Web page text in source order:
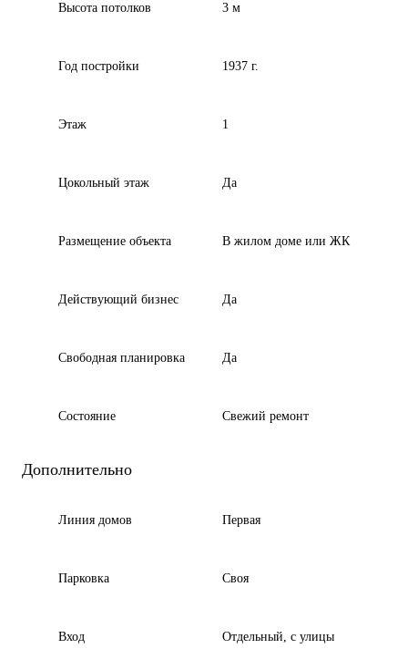
Высота потолков 3 м
Год постройки 1937 г.
Этаж 1
Цокольный этаж Да
Размещение объекта В жилом доме или ЖК
Действующий бизнес Да
Свободная планировка Да
Состояние Cвежий ремонт
Дополнительно
Линия домов Первая
Парковка Своя
Вход Отдельный, с улицы